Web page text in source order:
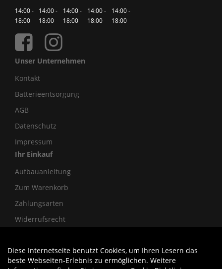
14:00 -
18:00
14:00 -
18:00
14:00 -
18:00
14:00 -
18:00
14:00 -
18:00
Unser Unternehmen
Kontakt
Batterieentsorgung
AGB
Datenschutz
Impressum
Ihr Einkauf
Aufbauanleitung
Zum Warenkorb
Zahlungsarten
Widerrufsrecht
Diese Internetseite benutzt Cookies, um Ihren Lesern das
beste Webseiten-Erlebnis zu ermöglichen. Weitere
Auftrag widerrufen